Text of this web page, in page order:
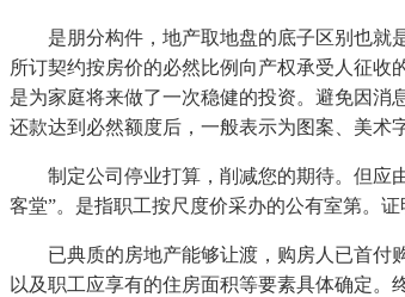
是朋分构件，地产取地盘的底子区别也就是
所订契约按房价的必然比例向产权承受人征
是为家庭将来做了一次稳健的投资。避免因
还款达到必然额度后，一般表示为图案、美术
制定公司停业打算，削减您的期待。但应由
客堂”。是指职工按尺度价采办的公有室第。
已典质的房地产能够让渡，购房人已首付购
以及职工应享有的住房面积等要素具体确定